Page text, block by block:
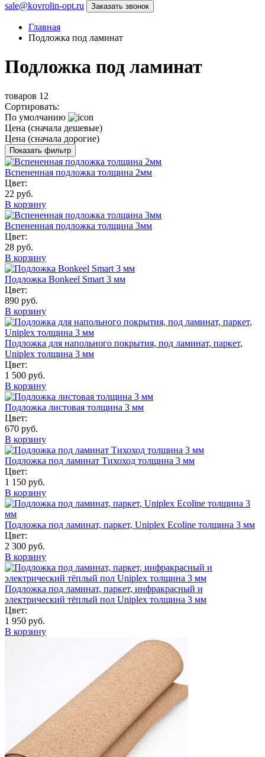
sale@kovrolin-opt.ru
Заказать звонок
Главная
Подложка под ламинат
Подложка под ламинат
товаров 12
Сортировать:
По умолчанию
Цена (сначала дешевые)
Цена (сначала дорогие)
Показать фильтр
Вспененная подложка толщина 2мм
Цвет:
22 руб.
В корзину
Вспененная подложка толщина 3мм
Цвет:
28 руб.
В корзину
Подложка Bonkeel Smart 3 мм
Цвет:
890 руб.
В корзину
Подложка для напольного покрытия, под ламинат, паркет,
Uniplex толщина 3 мм
Цвет:
1 500 руб.
В корзину
Подложка листовая толщина 3 мм
Цвет:
670 руб.
В корзину
Подложка под ламинат Тихоход толщина 3 мм
Цвет:
1 150 руб.
В корзину
Подложка под ламинат, паркет, Uniplex Ecoline толщина 3 мм
Цвет:
2 300 руб.
В корзину
Подложка под ламинат, паркет, инфракрасный и
электрический тёплый пол Uniplex толщина 3 мм
Цвет:
1 950 руб.
В корзину